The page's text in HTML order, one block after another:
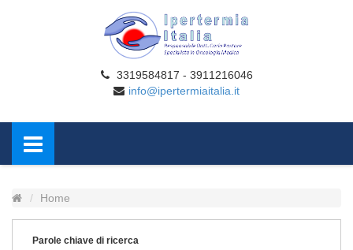
3319584817 - 3911216046
info@ipertermiaitalia.it
Home
Parole chiave di ricerca